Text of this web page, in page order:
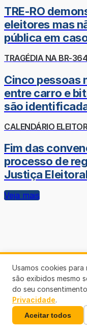
TRE-RO
eleitores mas
pública em
TRAGÉDIA NA BR-364
Cinco pessoas
entre carro e
são
CALENDÁRIO
Fim das
processo de
Justiça
Veja mais
Usamos cookies para
são exibidos mesmo
do seu
Privacidade.
Aceitar todos